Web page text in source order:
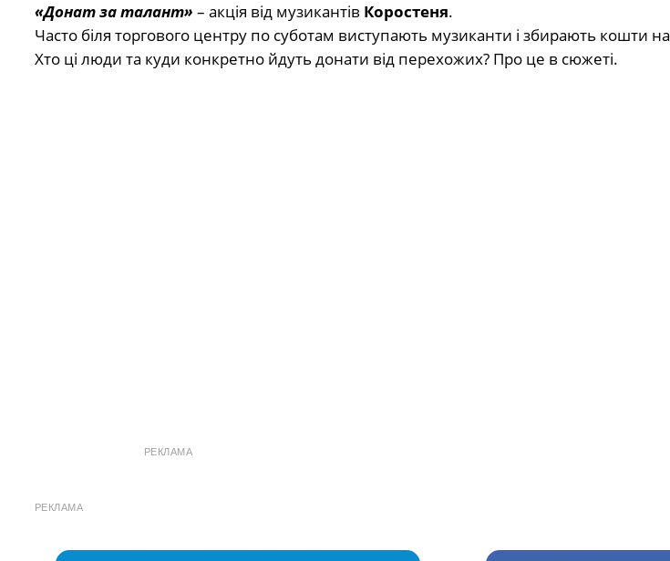
«Донат за талант» – акція від музикантів Коростеня.
Часто біля торгового центру по суботам виступають музиканти і збирають кошти на
Хто ці люди та куди конкретно йдуть донати від перехожих? Про це в сюжеті.
РЕКЛАМА
РЕКЛАМА